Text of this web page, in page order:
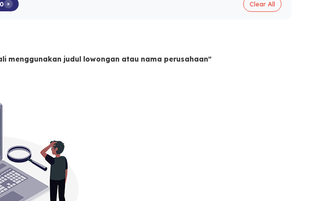
× Clear All
menggunakan judul lowongan atau nama perusahaan"